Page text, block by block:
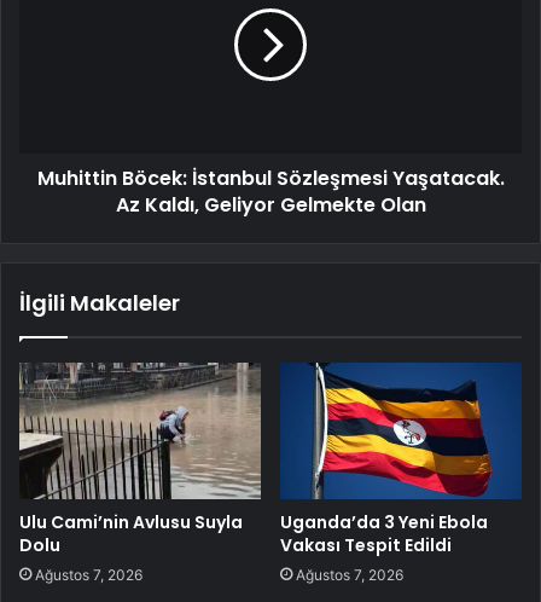
Muhittin Böcek: İstanbul Sözleşmesi Yaşatacak.
Az Kaldı, Geliyor Gelmekte Olan
İlgili Makaleler
Ulu Cami’nin Avlusu Suyla
Dolu
Ağustos 7, 2026
Uganda’da 3 Yeni Ebola
Vakası Tespit Edildi
Ağustos 7, 2026